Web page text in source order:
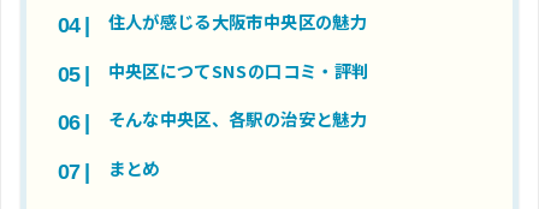
住人が感じる大阪市中央区の魅力
中央区につてSNSの口コミ・評判
そんな中央区、各駅の治安と魅力
まとめ